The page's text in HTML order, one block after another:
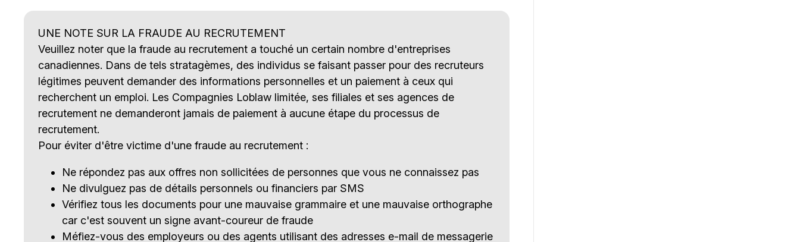
UNE NOTE SUR LA FRAUDE AU RECRUTEMENT
Veuillez noter que la fraude au recrutement a touché un certain nombre d'entreprises
canadiennes. Dans de tels stratagèmes, des individus se faisant passer pour des recruteurs
légitimes peuvent demander des informations personnelles et un paiement à ceux qui
recherchent un emploi. Les Compagnies Loblaw limitée, ses filiales et ses agences de
recrutement ne demanderont jamais de paiement à aucune étape du processus de
recrutement.
Pour éviter d'être victime d'une fraude au recrutement :
Ne répondez pas aux offres non sollicitées de personnes que vous ne connaissez pas
Ne divulguez pas de détails personnels ou financiers par SMS
Vérifiez tous les documents pour une mauvaise grammaire et une mauvaise orthographe
car c'est souvent un signe avant-coureur de fraude
Méfiez-vous des employeurs ou des agents utilisant des adresses e-mail de messagerie